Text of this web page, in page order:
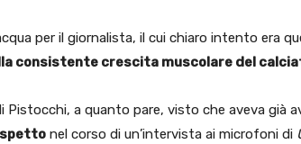
per il giornalista, il cui chiaro intento era
consistente crescita muscolare del
Pistocchi, a quanto pare, visto che aveva già
nel corso di un’intervista ai microfoni di